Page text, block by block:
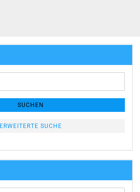
SUCHEN
ERWEITERTE SUCHE